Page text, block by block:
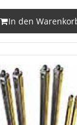
In den